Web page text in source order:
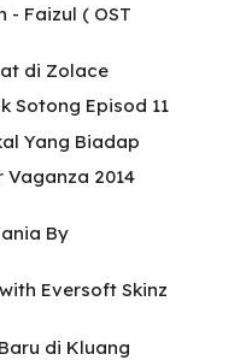
- Faizul ( OST
di Zolace
Sotong Episod 11
Yang Biadap
2014
By
Eversoft Skinz
di Kluang